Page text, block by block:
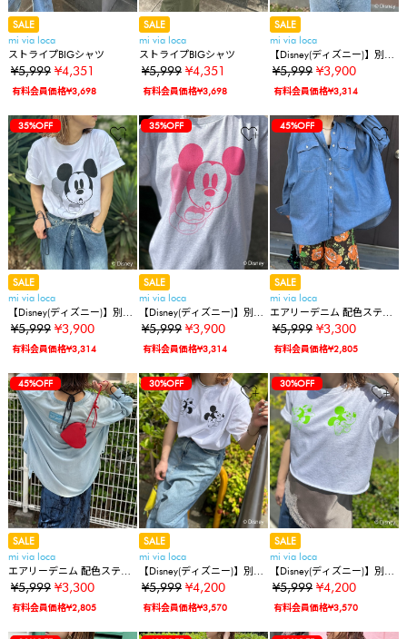
SALE
mi via loca
ストライプBIGシャツ
¥5,999 ¥4,351
有料会員価格¥3,698
SALE
mi via loca
ストライプBIGシャツ
¥5,999 ¥4,351
有料会員価格¥3,698
SALE
mi via loca
【Disney(ディズニー)】別注/
ミッキーマウス / SHADOW
プリント半袖Tシャツ
¥5,999 ¥3,900
有料会員価格¥3,314
35%OFF
SALE
mi via loca
【Disney(ディズニー)】別注/
ミッキーマウス / SHADOW
プリント半袖Tシャツ
¥5,999 ¥3,900
有料会員価格¥3,314
35%OFF
SALE
mi via loca
【Disney(ディズニー)】別注/
ミッキーマウス / SHADOW
プリント半袖Tシャツ
¥5,999 ¥3,900
有料会員価格¥3,314
45%OFF
SALE
mi via loca
エアリーデニム 配色ステッ
チ バンドカラーシャツ
¥5,999 ¥3,300
有料会員価格¥2,805
45%OFF
SALE
mi via loca
エアリーデニム 配色ステッ
チ バンドカラーシャツ
¥5,999 ¥3,300
有料会員価格¥2,805
30%OFF
SALE
mi via loca
【Disney(ディズニー)】別注/
ミッキー&ミニー/ PHONEプ
リント半袖Tシャツ
¥5,999 ¥4,200
有料会員価格¥3,570
30%OFF
SALE
mi via loca
【Disney(ディズニー)】別注/
ミッキー&ミニー/ PHONEプ
リント半袖Tシャツ
¥5,999 ¥4,200
有料会員価格¥3,570